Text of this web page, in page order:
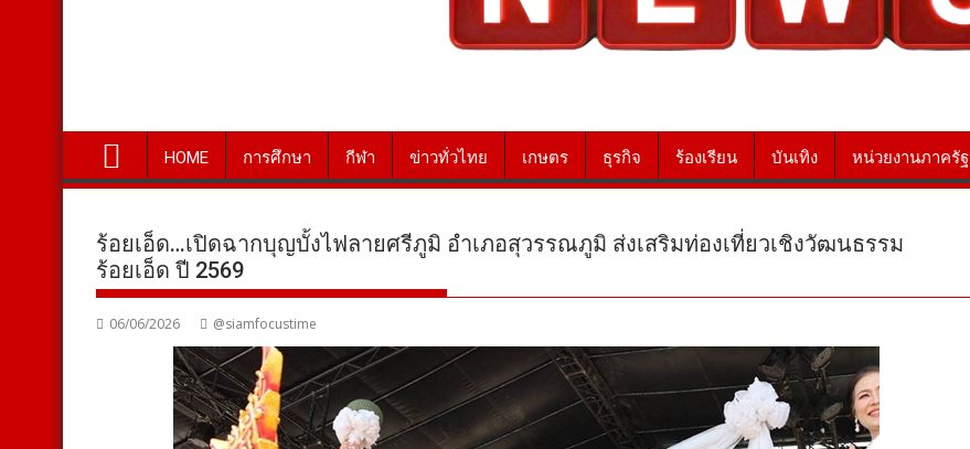
HOME การศึกษา กีฬา ข่าวทั่วไทย เกษตร ธุรกิจ ร้องเรียน บันเทิง หน่วยงานภาครัฐ
ร้อยเอ็ด…เปิดฉากบุญบั้งไฟลายศรีภูมิ อำเภอสุวรรณภูมิ ส่งเสริมท่องเที่ยวเชิงวัฒนธรรม
ร้อยเอ็ด ปี 2569
06/06/2026 @siamfocustime